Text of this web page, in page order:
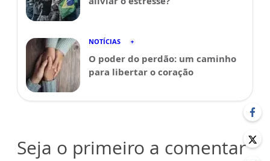
NOTÍCIAS
O poder do perdão: um caminho
para libertar o coração
Seja o primeiro a comentar